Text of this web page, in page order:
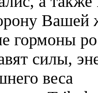
Вашей
гормоны
силы,
веса